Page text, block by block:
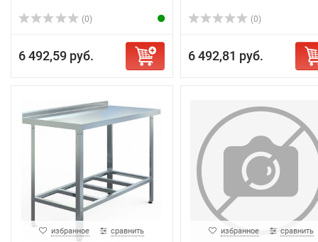
(0)
6 492,59 руб.
(0)
6 492,81 руб.
избранное сравнить избранное сравнить